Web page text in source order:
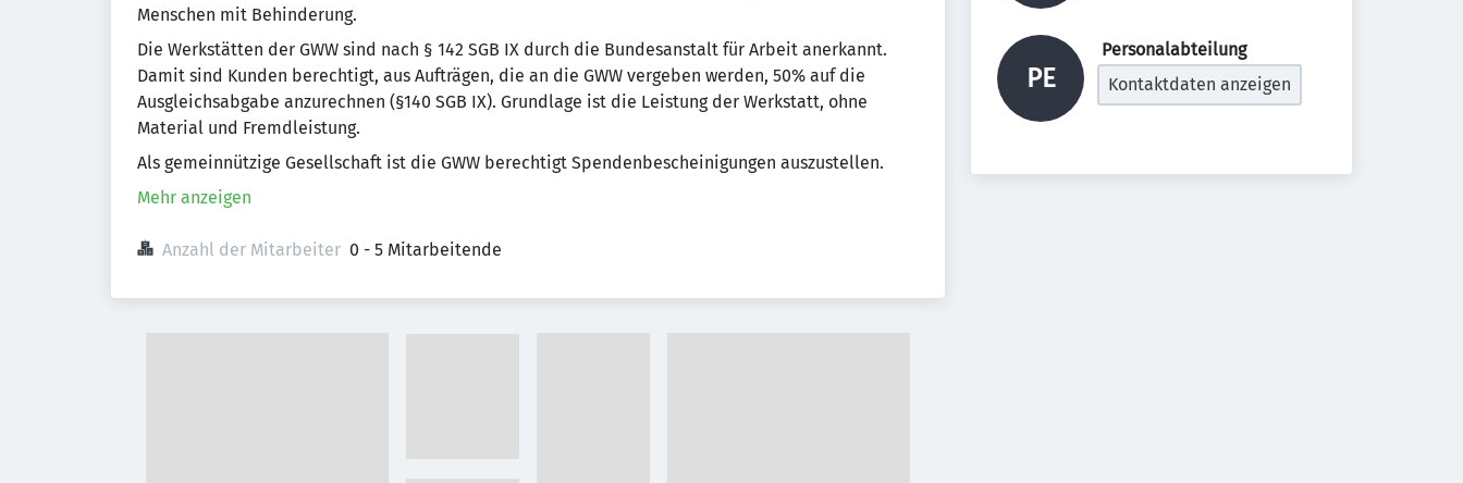
Menschen mit Behinderung.
Die Werkstätten der GWW sind nach § 142 SGB IX durch die Bundesanstalt für Arbeit anerkannt.
Damit sind Kunden berechtigt, aus Aufträgen, die an die GWW vergeben werden, 50% auf die
Ausgleichsabgabe anzurechnen (§140 SGB IX). Grundlage ist die Leistung der Werkstatt, ohne
Material und Fremdleistung.
Als gemeinnützige Gesellschaft ist die GWW berechtigt Spendenbescheinigungen auszustellen.
Mehr anzeigen
Anzahl der Mitarbeiter 0 - 5 Mitarbeitende
PE
Personalabteilung
Kontaktdaten anzeigen